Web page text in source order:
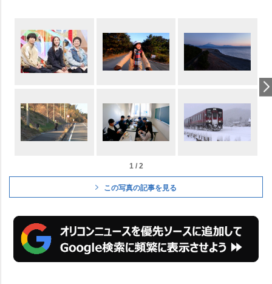
1 / 2
この写真の記事を見る